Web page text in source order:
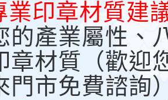
業印章材質建
的產業屬性、
章材質（歡迎
門市免費諮詢